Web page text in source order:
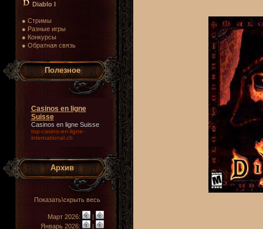
Diablo I
● Стримы
● Разные игры
● Конкурсы
● Обратная связь
Полезное
Casinos en ligne
Suisse
Casinos en ligne Suisse
top-casino-en-ligne-
international.ch
Архив
Показать\скрыть весь
Март 2026:
|
Январь 2026:
|